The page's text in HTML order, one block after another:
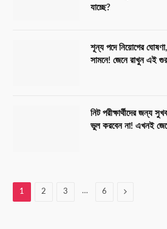
যাচ্ছে?
শূন্য পদে নিয়োগের
সামনে! জেনে রাখুন এই
নিট পরীক্ষার্থীদের জন্য
ভুল করবেন না! এখনই
1 2 3 … 6 Next